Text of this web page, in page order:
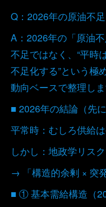
Q：2026年の原油不
A：2026年の「原油
不足ではなく、“平時
不足化する”という極
動向ベースで整理しま
■ 2026年の結論（先に
平常時：むしろ供給
しかし：地政学リス
→ 「構造的余剰 × 突
■ ① 基本需給構造（